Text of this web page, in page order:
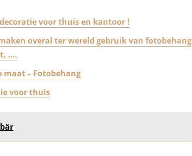
voor thuis en kantoor !
overal ter wereld gebruik van fotobehang
….
maat – Fotobehang
voor thuis